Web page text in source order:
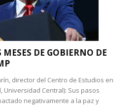
DE GOBIERNO DE
director del Centro de Estudios en
Universidad Central): Sus pasos
negativamente a la paz y